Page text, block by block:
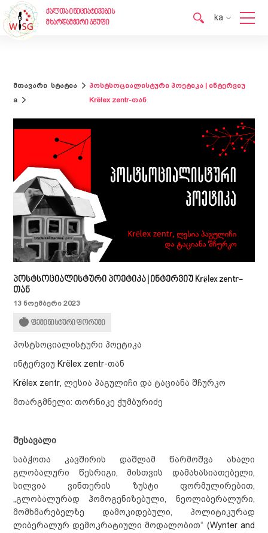
ქალთა ინიციატივების
მხარდამჭერი ჯგუფი
ka
მთავარი
a
სტატია
პოსტსოციალისტური პოეტიკა | ინტერვიუ
Krёlex zentr-თან
პოსტსოციალისტური პოეტიკა | ინტერვიუ Krёlex zentr-
თან
13 ნოემბერი 2023
ფემინისტური ფორუმი
პოსტსოციალისტური პოეტიკა
ინტერვიუ Krёlex zentr-თან
Krёlex zentr, ლესია პაგულიჩი და ტაციანა შჩურკო
მთარგმნელი: თორნიკე ჭუმბურიძე
შესავალი
საბჭოთა კავშირის დაშლამ წარმოშვა ახალი
გლობალური წესრიგი, მისთვის დამახასიათებელი,
სილვია ვინთერის ზუსტი ფორმულირებით,
„გლობალურად ჰომოგენიზებული, ნეოლიბერალური,
მომხმარებელზე დამოკიდებული, პოლიტიკურად
ლიბერალურ დემოკრატიული მოდალობით“ (Wynter and